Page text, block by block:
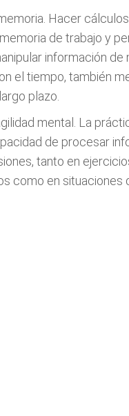
Hacer
de trabajo y
información de
el tiempo, también
plazo.
mental. La
de procesar
tanto en
como en situaciones